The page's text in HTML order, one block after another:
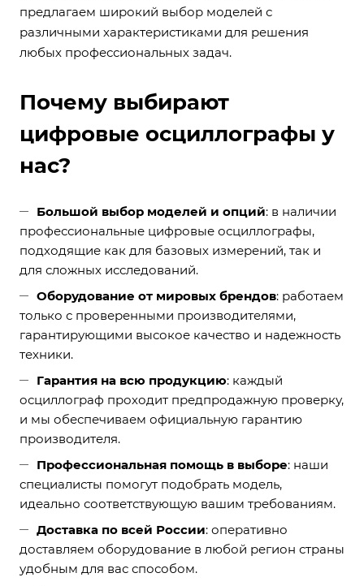
предлагаем широкий выбор моделей с
различными характеристиками для решения
любых профессиональных задач.
Почему выбирают
цифровые осциллографы у
нас?
Большой выбор моделей и опций: в наличии
профессиональные цифровые осциллографы,
подходящие как для базовых измерений, так и
для сложных исследований.
Оборудование от мировых брендов: работаем
только с проверенными производителями,
гарантирующими высокое качество и надежность
техники.
Гарантия на всю продукцию: каждый
осциллограф проходит предпродажную проверку,
и мы обеспечиваем официальную гарантию
производителя.
Профессиональная помощь в выборе: наши
специалисты помогут подобрать модель,
идеально соответствующую вашим требованиям.
Доставка по всей России: оперативно
доставляем оборудование в любой регион страны
удобным для вас способом.